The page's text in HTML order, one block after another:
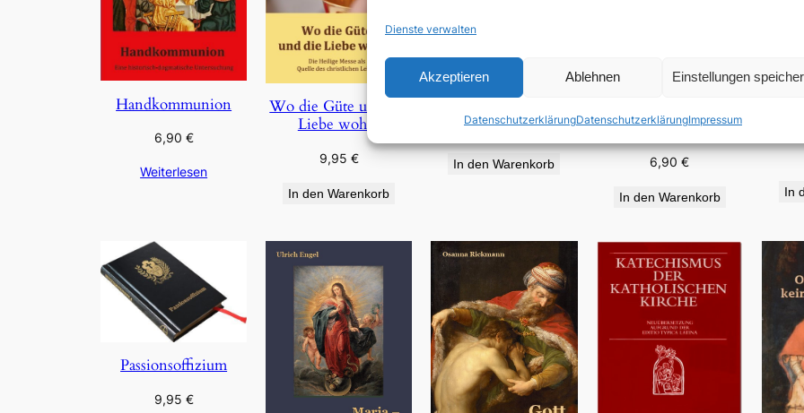
Dienste verwalten
Akzeptieren Ablehnen Einstellungen
DatenschutzerklärungDatenschutzerklärungImpressum
Handkommunion
6,90 €
Weiterlesen
Wo die Güte und die
Liebe wohnt
9,95 €
In den Warenkorb
„Für viele vergossen“
19,95€
In den Warenkorb
geglaubt
6,90€
In den Warenkorb In
Passionsoffizium
9,95 €